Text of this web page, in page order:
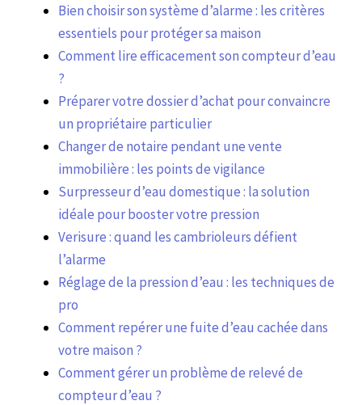
Bien choisir son système d’alarme : les critères
essentiels pour protéger sa maison
Comment lire efficacement son compteur d’eau
?
Préparer votre dossier d’achat pour convaincre
un propriétaire particulier
Changer de notaire pendant une vente
immobilière : les points de vigilance
Surpresseur d’eau domestique : la solution
idéale pour booster votre pression
Verisure : quand les cambrioleurs défient
l’alarme
Réglage de la pression d’eau : les techniques de
pro
Comment repérer une fuite d’eau cachée dans
votre maison ?
Comment gérer un problème de relevé de
compteur d’eau ?